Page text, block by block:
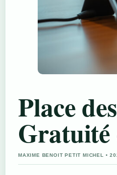
Place
Gratuité
MAXIME BENOIT PETIT MICHEL •